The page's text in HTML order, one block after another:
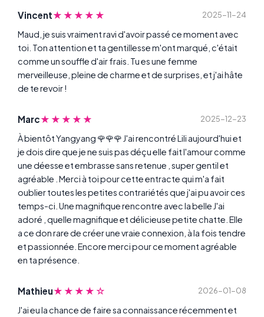
Vincent★★★★★ 2025-11-24
Maud, je suis vraiment ravi d'avoir passé ce moment avec
toi. Ton attention et ta gentillesse m'ont marqué, c'était
comme un souffle d'air frais. Tu es une femme
merveilleuse, pleine de charme et de surprises, et j'ai hâte
de te revoir !
Marc★★★★★ 2025-12-23
À bientôt Yangyang 🌹🌹🌹 J'ai rencontré Lili aujourd'hui et
je dois dire que je ne suis pas déçu elle fait l'amour comme
une déesse et embrasse sans retenue , super gentil et
agréable . Merci à toi pour cette entracte qui m'a fait
oublier toutes les petites contrariétés que j'ai pu avoir ces
temps-ci. Une magnifique rencontre avec la belle J'ai
adoré , quelle magnifique et délicieuse petite chatte. Elle
a ce don rare de créer une vraie connexion, à la fois tendre
et passionnée. Encore merci pour ce moment agréable
en ta présence.
Mathieu★★★★☆ 2026-01-08
J'ai eu la chance de faire sa connaissance récemment et